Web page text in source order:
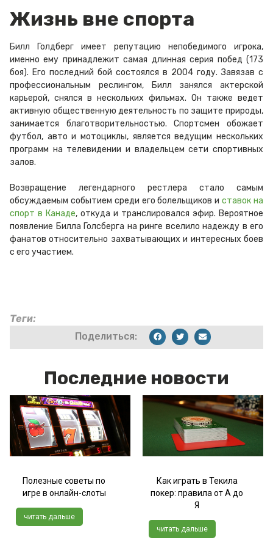
Жизнь вне спорта
Билл Голдберг имеет репутацию непобедимого игрока,
именно ему принадлежит самая длинная серия побед (173
боя). Его последний бой состоялся в 2004 году. Завязав с
профессиональным реслингом, Билл занялся актерской
карьерой, снялся в нескольких фильмах. Он также ведет
активную общественную деятельность по защите природы,
занимается благотворительностью. Спортсмен обожает
футбол, авто и мотоциклы, является ведущим нескольких
программ на телевидении и владельцем сети спортивных
залов.
Возвращение легендарного рестлера стало самым
обсуждаемым событием среди его болельщиков и ставок на
спорт в Канаде, откуда и транслировался эфир. Вероятное
появление Билла Голсберга на ринге вселило надежду в его
фанатов относительно захватывающих и интересных боев
с его участием.
Теги:
Поделиться:
Последние новости
Полезные советы по
игре в онлайн-слоты
читать дальше
Как играть в Текила
покер: правила от А до
Я
читать дальше